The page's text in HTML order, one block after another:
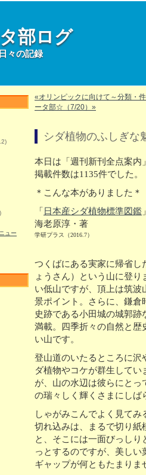
部ログ
々の記録
ュー
«オリンピックに向けて～分類・
ータ部☆（7/20）»
シダ植物のふしぎな
本日は「週刊新刊全点案内
掲載件数は1135件でした。
＊こんな本がありました＊
「 日本産シダ植物標準図鑑
海老原淳・著
学研プラス（2016.7）
つくばにある実家に帰省し
ょうさん）という山に登
い低山ですが、頂上は筑
景ポイント。さらに、鎌倉
史跡である小田城の城郭
満載。四季折々の自然と歴
い山です。
登山道のいたるところに沢
ダ植物やコケが群生して
が、山の水辺は彼らにと
の瑞々しく輝くさまにしば
しゃがみこんでよく見て
切れ込みは、まるで切り紙
と、そこには一面びっし
っとするのですが、美し
ギャップが何ともたまりま